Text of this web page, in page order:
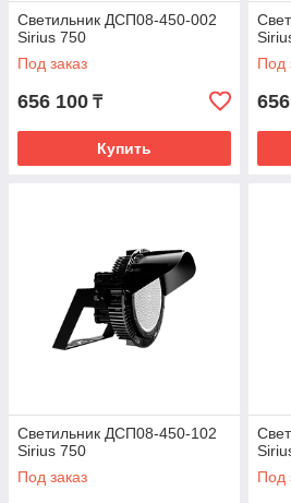
Светильник ДСП08-450-002
Sirius 750
Под заказ
656 100 ₸
Купить
Под
Светильник ДСП08-450-102
Sirius 750
Под заказ
Под